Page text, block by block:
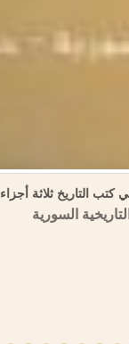
التاريخ ثلاثة أجزاء
السورية